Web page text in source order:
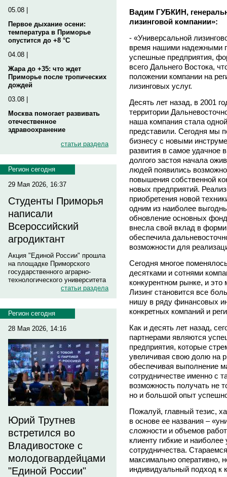
05.08 |
Первое дыхание осени:
температура в Приморье
опустится до +8 °C
04.08 |
Жара до +35: что ждет
Приморье после тропических
дождей
03.08 |
Москва помогает развивать
отечественное
здравоохранение
статьи раздела
Регион сегодня
29 Мая 2026, 16:37
Студенты Приморья
написали
Всероссийский
агродиктант
Акция "Единой России" прошла
на площадке Приморского
государственного аграрно-
технологического университета
статьи раздела
Регион сегодня
28 Мая 2026, 14:16
Юрий Трутнев
встретился во
Владивостоке с
молодогвардейцами
"Единой России"
Вадим ГУБКИН,
лизинговой компании»:
- «Универсальной
время нашими надежными
успешные предприятия,
всего Дальнего Востока,
положении компании на
лизинговых услуг.
Десять лет назад, в 2001
территории
наша компания стала
представили. Сегодня мы
бизнесу с новыми
развития в самое удачное
долгого застоя начала
людей появились
повышения собственной
новых предприятий.
приобретения новой
одним из наиболее
обновление основных
внесла свой вклад в
обеспечила
возможности для
Сегодня многое
десятками и сотнями
конкурентном рынке, и это
Лизинг становится все
нишу в ряду финансовых
конкретных компаний и
Как и десять лет назад,
партнерами являются
предприятия, которые
увеличивая свою долю на
обеспечивая выполнение
сотрудничестве именно с
возможность получать не
но и большой опыт
Пожалуй, главный тезис,
в основе ее названия –
сложности и объемов
клиенту гибкие и
сотрудничества.
максимально оперативно,
индивидуальный подход к